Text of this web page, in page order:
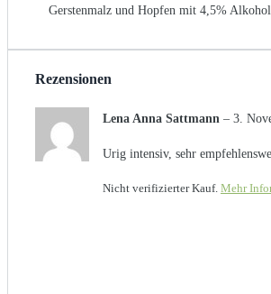
Gerstenmalz und Hopfen mit 4,5%
Rezensionen
Lena Anna Sattmann – 3.
Urig intensiv, sehr
Nicht verifizierter Kauf. Mehr